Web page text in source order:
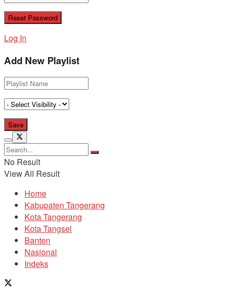
Log In
Add New Playlist
No Result
View All Result
Home
Kabupaten Tangerang
Kota Tangerang
Kota Tangsel
Banten
Nasional
Indeks